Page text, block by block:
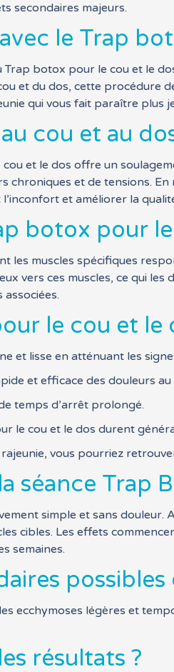
secondaires majeurs.
le Trap
Trap botox pour le cou et le
et du dos, cette procédure
qui vous fait paraître plus
cou et au
et le dos offre un
et de tensions.
et améliorer la
botox pour
les muscles spécifiques
vers ces muscles, ce qui les
le cou et le
et lisse en atténuant les
et efficace des douleurs au
temps d’arrêt prolongé.
le cou et le dos durent
vous pourriez
séance Trap
simple et sans
cibles. Les effets
semaines.
ecchymoses légères et
résultats ?